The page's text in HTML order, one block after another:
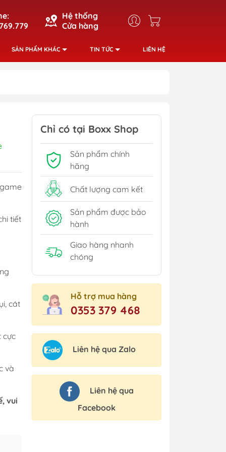
Hệ thống
Cửa hàng
SẢN PHẨM KHÁC TIN TỨC LIÊN HỆ
tiết
cát
cực
và
vui
Chỉ có tại Boxx Shop
Sản phẩm chính
hãng
Chất lượng cam kết
Sản phẩm được bảo
hành
Giao hàng nhanh
chóng
Hỗ trợ mua hàng
0353 379 468
Liên hệ qua Zalo
Liên hệ qua
Facebook